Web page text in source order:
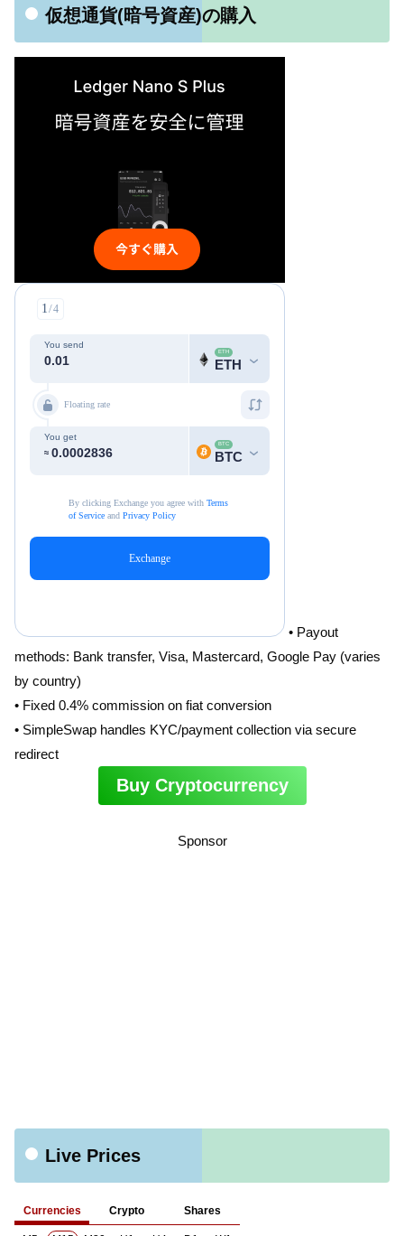
仮想通貨(暗号資産)の購入
• Payout
methods: Bank transfer, Visa, Mastercard, Google Pay (varies
by country)
• Fixed 0.4% commission on fiat conversion
• SimpleSwap handles KYC/payment collection via secure
redirect
Buy Cryptocurrency
Sponsor
Live Prices